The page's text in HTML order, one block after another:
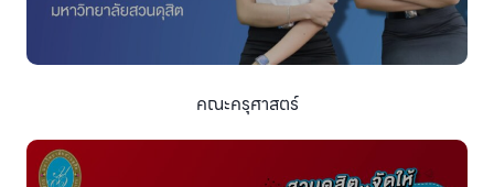
คณะครุศาสตร์